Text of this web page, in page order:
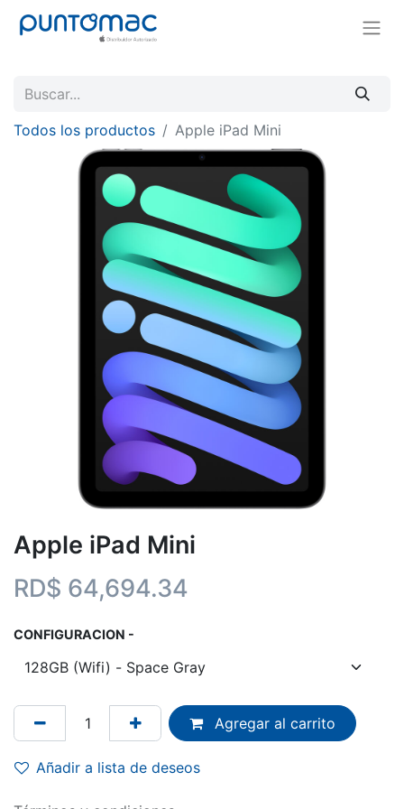
Todos los productos Apple iPad Mini
Apple iPad Mini
RD$ 64,694.34
CONFIGURACION -
Agregar al carrito
Añadir a lista de deseos